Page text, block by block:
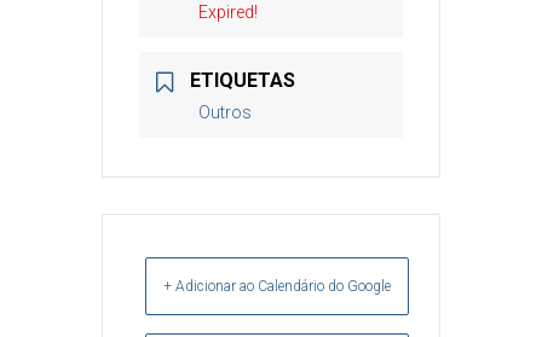
Expired!
ETIQUETAS
Outros
+ Adicionar ao Calendário do Google